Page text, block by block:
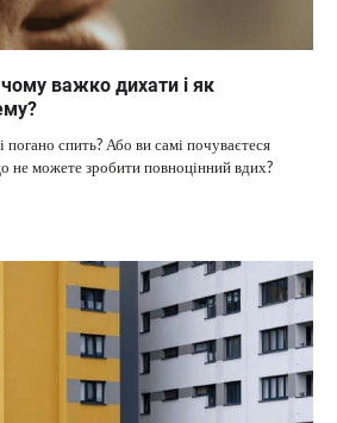
важко дихати і як
погано спить? Або ви самі почуваєтеся
не можете зробити повноцінний вдих?